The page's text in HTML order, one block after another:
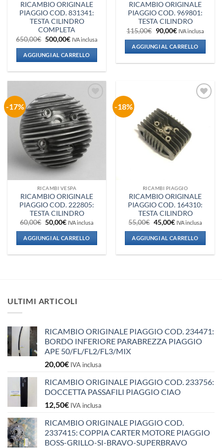
RICAMBIO ORIGINALE
PIAGGIO COD. 831341:
TESTA CILINDRO
COMPLETA
650,00€ Il
prezzo
originale
era:
650,00€.
500,00€Il
attuale
è:
500,00€.
IVA inclusa
AGGIUNGI AL CARRELLO
RICAMBIO ORIGINALE
PIAGGIO COD. 969801:
TESTA CILINDRO
115,00€ Il
prezzo
originale
era:
115,00€.
90,00€Il
attuale
è:
90,00€.
IVA inclusa
AGGIUNGI AL CARRELLO
-17%
Aggiungi
alla lista
dei
desideri
RICAMBI VESPA
RICAMBIO ORIGINALE
PIAGGIO COD. 222805:
TESTA CILINDRO
60,00€ Il
prezzo
originale
era:
60,00€.
50,00€Il
attuale
è:
50,00€.
IVA inclusa
AGGIUNGI AL CARRELLO
-18%
RICAMBI PIAGGIO
RICAMBIO ORIGINALE
PIAGGIO COD. 164310:
TESTA CILINDRO
55,00€ Il
prezzo
originale
era:
55,00€.
45,00€Il
attuale
è:
45,00€.
IVA inclusa
AGGIUNGI AL CARRELLO
ULTIMI ARTICOLI
RICAMBIO ORIGINALE PIAGGIO COD. 234471:
BORDO INFERIORE PARABREZZA PIAGGIO
APE 50/FL/FL2/FL3/MIX
20,00€ IVA inclusa
RICAMBIO ORIGINALE PIAGGIO COD. 233756:
DOCCETTA PASSAFILI PIAGGIO CIAO
12,50€ IVA inclusa
RICAMBIO ORIGINALE PIAGGIO COD.
2337415: COPPIA CARTER MOTORE PIAGGIO
BOSS-GRILLO-SI-BRAVO-SUPERBRAVO